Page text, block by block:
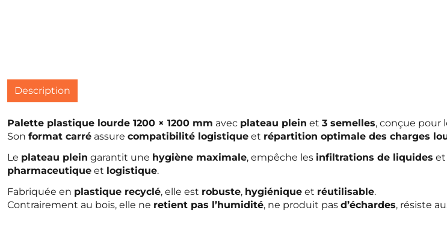
Description
Palette plastique lourde 1200 × 1200 mm avec plateau plein et 3 semelles, conçue pour
Son format carré assure compatibilité logistique et répartition optimale des charges
Le plateau plein garantit une hygiène maximale, empêche les infiltrations de liquides et
pharmaceutique et logistique.
Fabriquée en plastique recyclé, elle est robuste, hygiénique et réutilisable.
Contrairement au bois, elle ne retient pas l’humidité, ne produit pas d’échardes, résiste